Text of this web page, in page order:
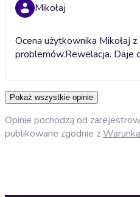
Mikołaj
Ocena użytkownika Mikołaj
problemów.Rewelacja. Daje
Pokaż wszystkie opinie
Opinie pochodzą od
publikowane zgodnie z